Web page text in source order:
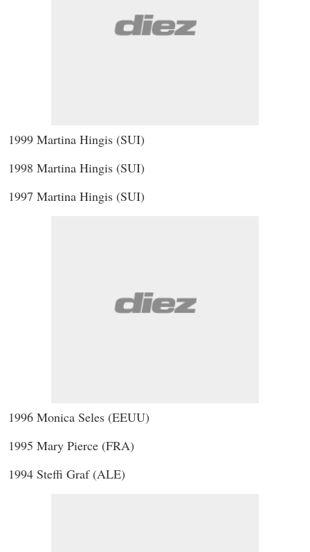
1999 Martina Hingis (SUI)
1998 Martina Hingis (SUI)
1997 Martina Hingis (SUI)
1996 Monica Seles (EEUU)
1995 Mary Pierce (FRA)
1994 Steffi Graf (ALE)